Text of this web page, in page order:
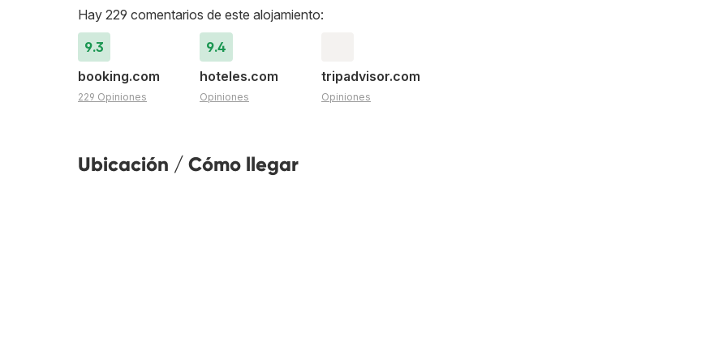
Hay 229 comentarios de este alojamiento:
9.3
booking.com
229 Opiniones
9.4
hoteles.com
Opiniones
tripadvisor.com
Opiniones
Ubicación / Cómo llegar